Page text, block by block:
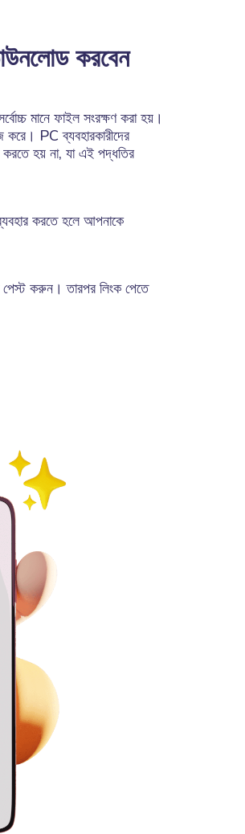
করবেন
মানে ফাইল সংরক্ষণ করা হয়।
PC ব্যবহারকারীদের
হয় না, যা এই পদ্ধতির
করতে হলে আপনাকে
পেস্ট করুন। তারপর লিংক পেতে